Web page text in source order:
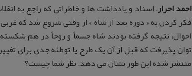
احمد احرار– اسناد و یادداشت ها و خاطراتی که راجع به
فکر کردن به « دوره بعد از شاه » از وقتی شروع شد که
احوال، نتیجه گرفته بودند شاه جسماً و روحاً در هم
توان پذیرفت که قبل از آن یک طرح یا توطئه جدی برای
منتشر شده این طور نشان می دهد. نظر شما چیست؟